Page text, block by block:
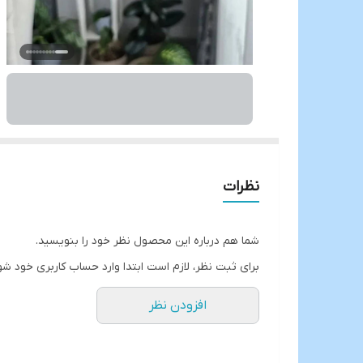
نظرات
شما هم درباره این محصول نظر خود را بنویسید.
برای ثبت نظر، لازم است ابتدا وارد حساب کاربری خود
افزودن نظر